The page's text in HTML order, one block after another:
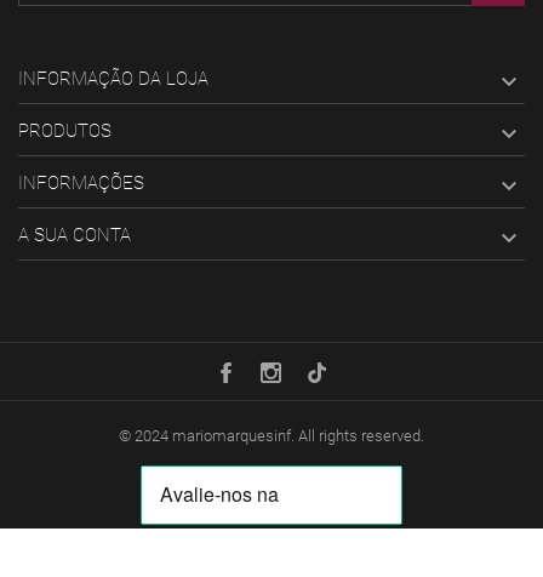
INFORMAÇÃO DA LOJA 
PRODUTOS 
INFORMAÇÕES 
A SUA CONTA 
© 2024 mariomarquesinf. All rights reserved.